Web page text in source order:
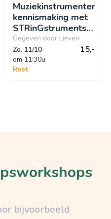
Muziekinstrumenten,
kennismaking met
STRinGstruments
WorXhop, Lutherie
Atelier
Gegeven door Lieven
Zo. 11/10
om 11:30u
15,-
Reet
bijvoorbeeld